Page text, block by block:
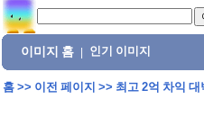
이미지 홈 인기 이미지
홈>> 이전 페이지 >> 최고 2억 차익